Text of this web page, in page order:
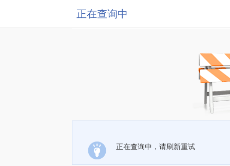
正在查询中
正在查询中，请刷新重试